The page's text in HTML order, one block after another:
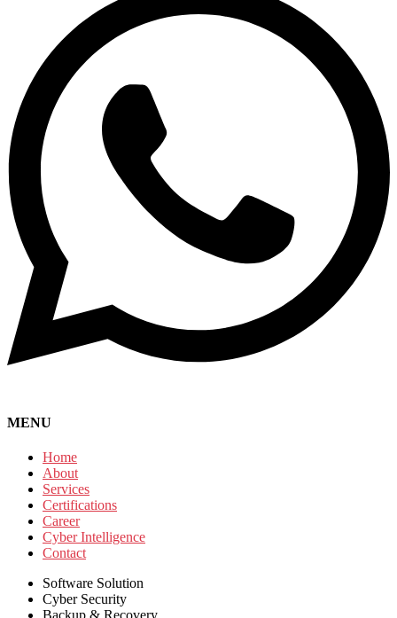
MENU
Home
About
Services
Certifications
Career
Cyber Intelligence
Contact
Software Solution
Cyber Security